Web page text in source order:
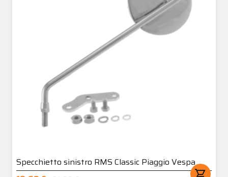
Specchietto sinistro RMS Classic Piaggio Vespa